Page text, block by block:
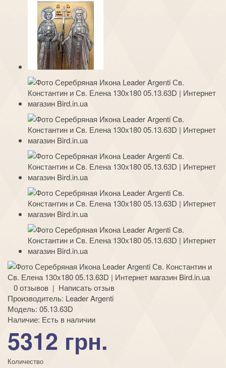
0 отзывов | Написать отзыв
Производитель: Leader Argenti
Модель: 05.13.63D
Наличие: Есть в наличии
5312 грн.
Количество